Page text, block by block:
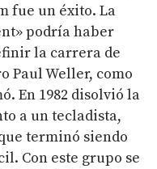
fue un éxito. La
podría haber
la carrera de
Paul Weller, como
En 1982 disolvió la
a un tecladista,
terminó siendo
. Con este grupo se